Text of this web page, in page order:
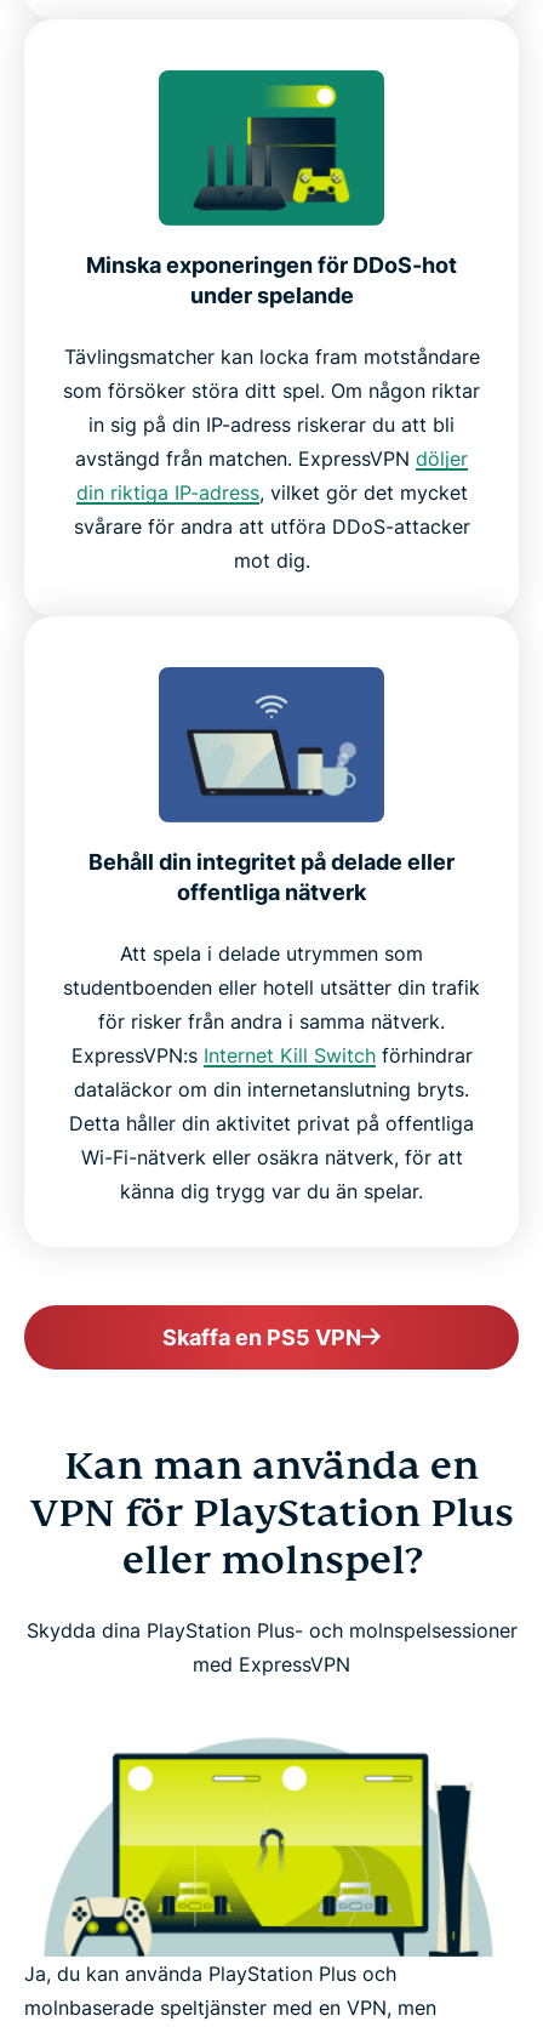
Minska exponeringen för DDoS-hot
under spelande
Tävlingsmatcher kan locka fram motståndare
som försöker störa ditt spel. Om någon riktar
in sig på din IP-adress riskerar du att bli
avstängd från matchen. ExpressVPN döljer
din riktiga IP-adress, vilket gör det mycket
svårare för andra att utföra DDoS-attacker
mot dig.
Behåll din integritet på delade eller
offentliga nätverk
Att spela i delade utrymmen som
studentboenden eller hotell utsätter din trafik
för risker från andra i samma nätverk.
ExpressVPN:s Internet Kill Switchförhindrar
dataläckor om din internetanslutning bryts.
Detta håller din aktivitet privat på offentliga
Wi-Fi-nätverk eller osäkra nätverk, för att
känna dig trygg var du än spelar.
Skaffa en PS5 VPN
Kan man använda en
VPN för PlayStation Plus
eller molnspel?
Skydda dina PlayStation Plus- och molnspelsessioner
med ExpressVPN
Ja, du kan använda PlayStation Plus och
molnbaserade speltjänster med en VPN, men